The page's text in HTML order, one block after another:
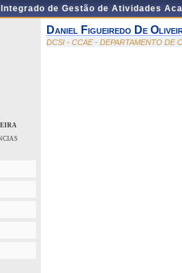
de Gestão de Atividades
Daniel Figueiredo De
DCSI - CCAE - DEPARTAMENTO DE